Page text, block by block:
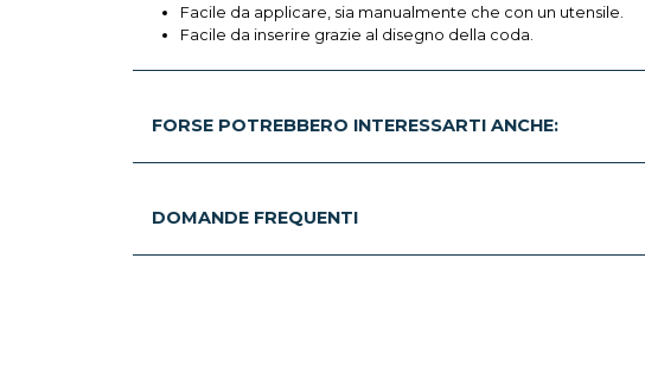
Facile da applicare, sia manualmente che con un utensile.
Facile da inserire grazie al disegno della coda.
FORSE POTREBBERO INTERESSARTI ANCHE:
DOMANDE FREQUENTI